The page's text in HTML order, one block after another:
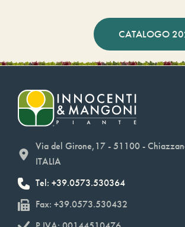
CATALOGO
Via del Girone,17 - 51100 -
ITALIA
Tel: +39.0573.530364
Fax: +39.0573.530432